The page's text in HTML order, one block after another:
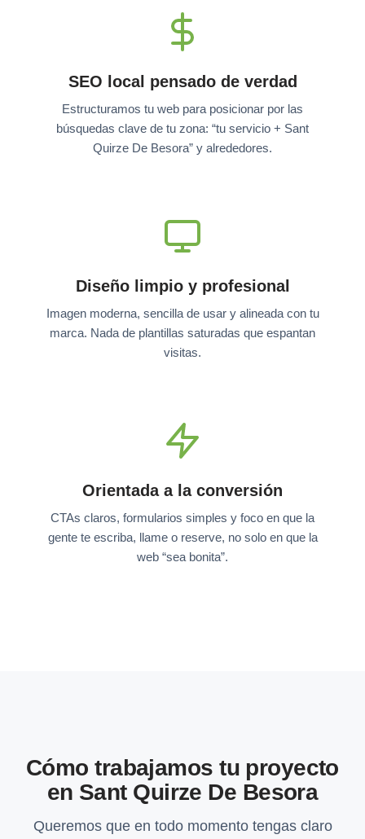
SEO local pensado de verdad
Estructuramos tu web para posicionar por las
búsquedas clave de tu zona: “tu servicio + Sant
Quirze De Besora” y alrededores.
Diseño limpio y profesional
Imagen moderna, sencilla de usar y alineada con tu
marca. Nada de plantillas saturadas que espantan
visitas.
Orientada a la conversión
CTAs claros, formularios simples y foco en que la
gente te escriba, llame o reserve, no solo en que la
web “sea bonita”.
Cómo trabajamos tu proyecto
en Sant Quirze De Besora
Queremos que en todo momento tengas claro